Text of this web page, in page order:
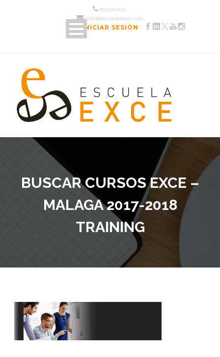
952 04 12 24
info@escuelaexce.com
INICIAR SESIÓN
BUSCAR CURSOS EXCE –
MALAGA 2017-2018
TRAINING